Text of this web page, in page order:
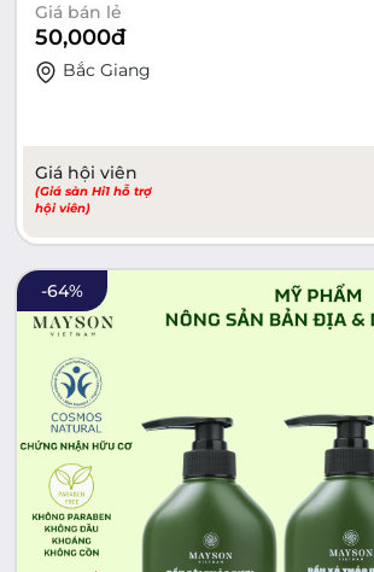
Giá bán lẻ
50,000đ
Bắc Giang
Giá hội viên
(Giá sàn Hi1 hỗ trợ
hội viên)
-64%